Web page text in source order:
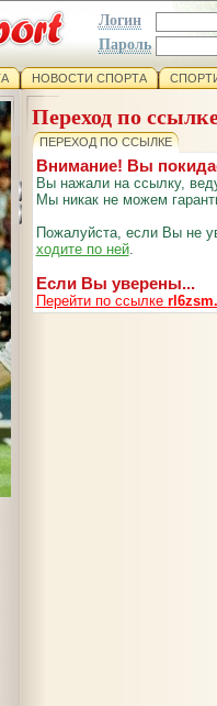
Логин
Пароль
НОВОСТИ СПОРТА
Переход по
ПЕРЕХОД ПО ССЫЛКЕ
Внимание! Вы
Вы нажали на ссылку,
Мы никак не можем
Пожалуйста, если Вы не
ходите по ней.
Если Вы уверены...
Перейти по ссылке